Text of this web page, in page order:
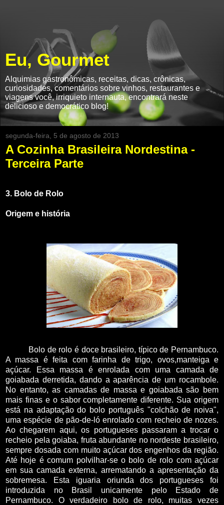
Eu, Gourmet
Alquimias gastronômicas, receitas, dicas, crônicas,
curiosidades, comentários sobre vinhos, restaurantes e
viagens você, irriquieto internauta, encontrará neste
delicioso e democrático blog!
segunda-feira, 5 de agosto de 2013
A Cozinha Brasileira Nordestina -
Terceira Parte
3. Bolo de Rolo
Origem e história
Bolo de rolo é doce brasileiro, típico de Pernambuco.
A massa é feita com farinha de trigo, ovos,manteiga e
açúcar. Essa massa é enrolada com uma camada de
goiabada derretida, dando a aparência de um rocambole.
No entanto, as camadas de massa e goiabada são bem
mais finas e o sabor completamente diferente. Sua origem
está na adaptação do bolo português "colchão de noiva",
uma espécie de pão-de-ló enrolado com recheio de nozes.
Ao chegarem aqui, os portugueses passaram a trocar o
recheio pela goiaba, fruta abundante no nordeste brasileiro,
sempre dosada com muito açúcar dos engenhos da região.
Até hoje é comum polvilhar-se o bolo de rolo com açúcar
em sua camada externa, arrematando a apresentação da
sobremesa. Esta iguaria oriunda dos portugueses foi
introduzida no Brasil unicamente pelo Estado de
Pernambuco. O verdadeiro bolo de rolo, muitas vezes